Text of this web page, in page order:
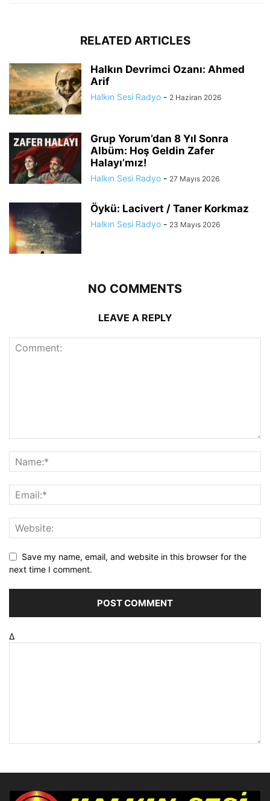
RELATED ARTICLES
Halkın Devrimci Ozanı: Ahmed
Arif
Halkın Sesi Radyo - 2 Haziran 2026
Grup Yorum’dan 8 Yıl Sonra
Albüm: Hoş Geldin Zafer
Halayı’mız!
Halkın Sesi Radyo - 27 Mayıs 2026
Öykü: Lacivert / Taner Korkmaz
Halkın Sesi Radyo - 23 Mayıs 2026
NO COMMENTS
LEAVE A REPLY
Save my name, email, and website in this browser for the
next time I comment.
Δ